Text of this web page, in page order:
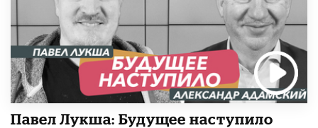
Павел Лукша: Будущее наступило